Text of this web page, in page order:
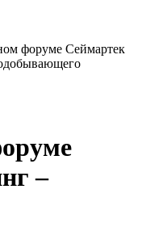
форуме Сеймартек
–